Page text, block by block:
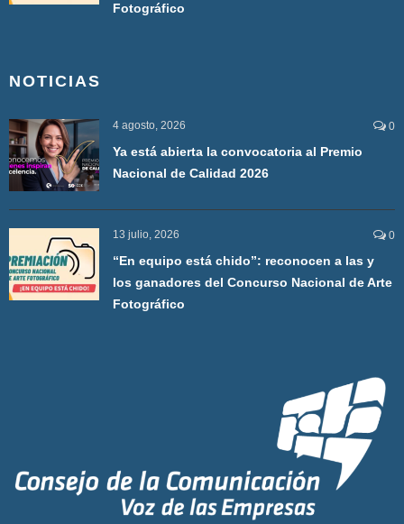
Fotográfico
NOTICIAS
4 agosto, 2026 0
Ya está abierta la convocatoria al Premio
Nacional de Calidad 2026
13 julio, 2026 0
“En equipo está chido”: reconocen a las y
los ganadores del Concurso Nacional de Arte
Fotográfico